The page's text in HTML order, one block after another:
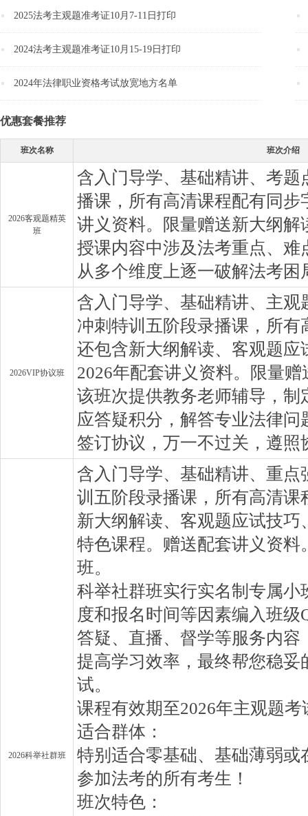
2025法考主观题准考证10月7-11日打印
2024法考主观题准考证10月15-19日打印
2024年法律职业资格考试放宽地方名单
优惠套餐推荐
班次名称 班次介绍
2026客观题精英
班
含入门导学、基础精讲、考
播课，所有高清课程配有同步
讲义资料。限量赠送新大纲解
授课内容中涉及法考重点、
从多个维度上逐一破解法考困
2026VIP协议班
含入门导学、基础精讲、主
冲刺特训五阶段录播课，所
还包含新大纲解读、客观题
2026年配套讲义资料。限量
该班次提供教务老师辅导，
应答疑积分，解答专业法律问
签订协议，万一不过关，遵照
2026科举社群班
含入门导学、基础精讲、重
训五阶段录播课，所有高清
新大纲解读、客观题应试技
特色课程。赠送配套讲义资料
班。
科举社群班实行实名制专属
度和报名时间等因素编入班级
答疑、直播、督学等服务内
提高学习效率，最终帮您稳妥
试。
课程有效期至2026年主观题
适合群体：
特别适合零基础、基础薄弱
参加法考的所有考生！
班次特色：